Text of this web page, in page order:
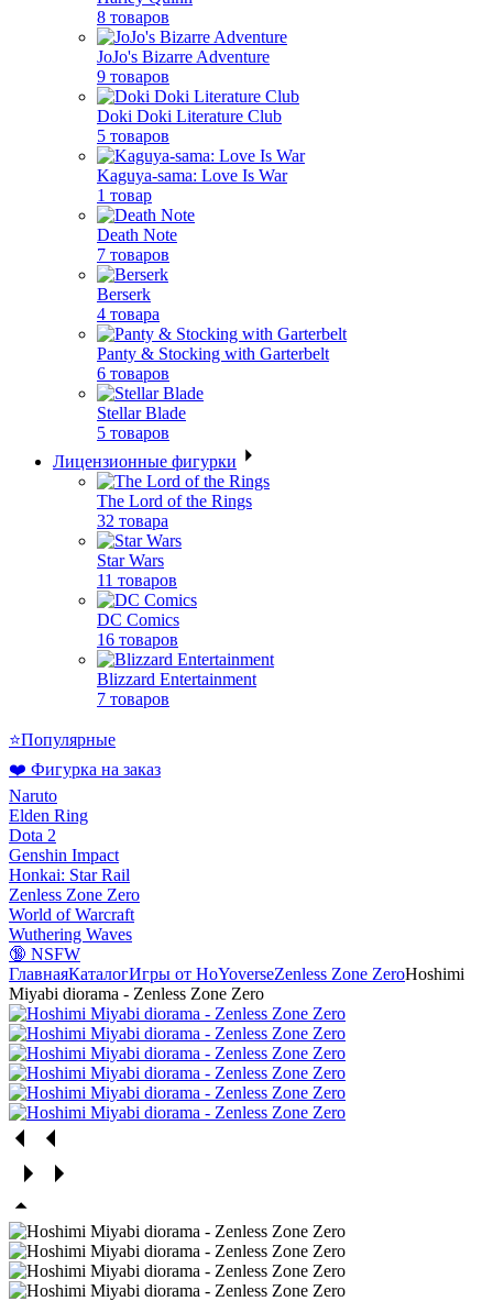
8 товаров
JoJo's Bizarre Adventure
9 товаров
Doki Doki Literature Club
5 товаров
Kaguya-sama: Love Is War
1 товар
Death Note
7 товаров
Berserk
4 товара
Panty & Stocking with Garterbelt
6 товаров
Stellar Blade
5 товаров
Лицензионные фигурки
The Lord of the Rings
32 товара
Star Wars
11 товаров
DC Comics
16 товаров
Blizzard Entertainment
7 товаров
⭐Популярные
❤️ Фигурка на заказ
Naruto
Elden Ring
Dota 2
Genshin Impact
Honkai: Star Rail
Zenless Zone Zero
World of Warcraft
Wuthering Waves
🔞 NSFW
ГлавнаяКаталогИгры от HoYoverseZenless Zone ZeroHoshimi
Miyabi diorama - Zenless Zone Zero